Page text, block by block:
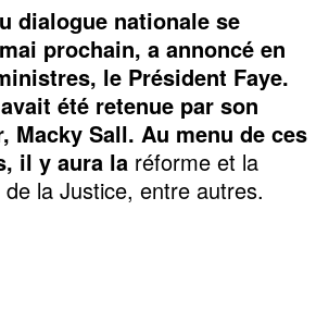
dialogue nationale se
prochain, a annoncé en
le Président Faye.
été retenue par son
Macky Sall. Au menu de ces
il y aura la réforme et la
la Justice, entre autres.